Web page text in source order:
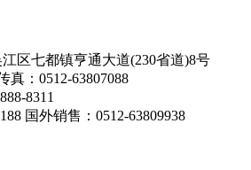
区七都镇亨通大道(230省道)8号
真：0512-63807088
8311
国外销售：0512-63809938